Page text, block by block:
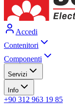
Accedi
Contenitori
Componenti
Servizi
Info
+90 312 963 19 85